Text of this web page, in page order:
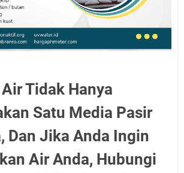
Tidak Hanya
Satu Media Pasir
Dan Jika Anda Ingin
Air Anda, Hubungi